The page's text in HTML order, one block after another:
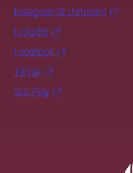
Instagram SLU.student
LinkedIn
Facebook
TikTok
SLU Play